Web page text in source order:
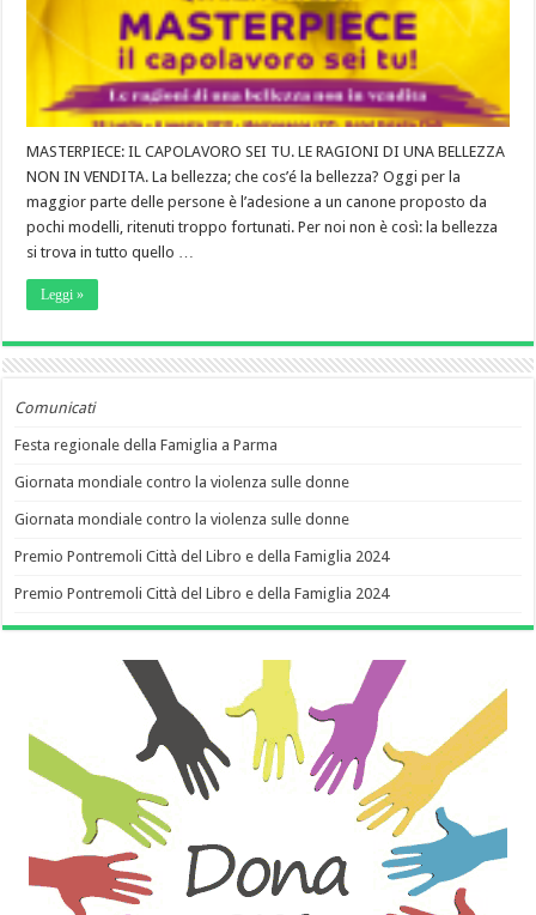
MASTERPIECE: IL CAPOLAVORO SEI TU. LE RAGIONI DI UNA BELLEZZA
NON IN VENDITA. La bellezza; che cos’é la bellezza? Oggi per la
maggior parte delle persone è l’adesione a un canone proposto da
pochi modelli, ritenuti troppo fortunati. Per noi non è così: la bellezza
si trova in tutto quello …
Leggi »
Comunicati
Festa regionale della Famiglia a Parma
Giornata mondiale contro la violenza sulle donne
Giornata mondiale contro la violenza sulle donne
Premio Pontremoli Città del Libro e della Famiglia 2024
Premio Pontremoli Città del Libro e della Famiglia 2024